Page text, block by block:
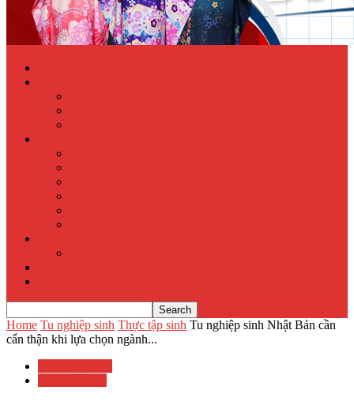
Home Tu nghiệp sinh Thực tập sinh Tu nghiệp sinh Nhật Bản cần
cẩn thận khi lựa chọn ngành...